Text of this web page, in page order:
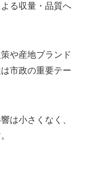
る収量・品質へ
や産地ブランド
市政の重要テー
は小さくなく、